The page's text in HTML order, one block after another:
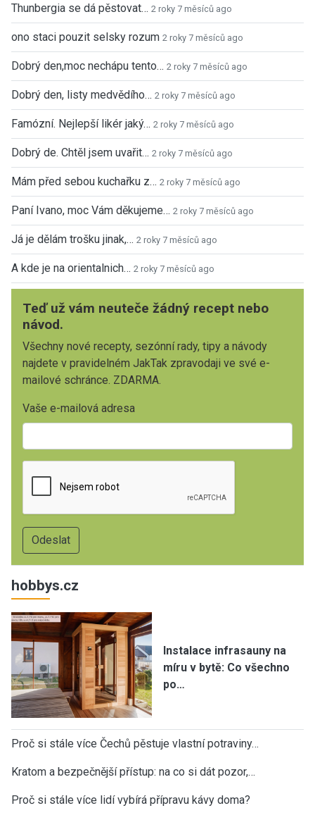
Thunbergia se dá pěstovat… 2 roky 7 měsíců ago
ono staci pouzit selsky rozum 2 roky 7 měsíců ago
Dobrý den,moc nechápu tento… 2 roky 7 měsíců ago
Dobrý den, listy medvědího… 2 roky 7 měsíců ago
Famózní. Nejlepší likér jaký… 2 roky 7 měsíců ago
Dobrý de. Chtěl jsem uvařit… 2 roky 7 měsíců ago
Mám před sebou kuchařku z… 2 roky 7 měsíců ago
Paní Ivano, moc Vám děkujeme… 2 roky 7 měsíců ago
Já je dělám trošku jinak,… 2 roky 7 měsíců ago
A kde je na orientalnich… 2 roky 7 měsíců ago
Teď už vám neuteče žádný recept nebo
návod.
Všechny nové recepty, sezónní rady, tipy a návody
najdete v pravidelném JakTak zpravodaji ve své e-
mailové schránce. ZDARMA.
Vaše e-mailová adresa
hobbys.cz
Instalace infrasauny na
míru v bytě: Co všechno
po…
Proč si stále více Čechů pěstuje vlastní potraviny…
Kratom a bezpečnější přístup: na co si dát pozor,…
Proč si stále více lidí vybírá přípravu kávy doma?